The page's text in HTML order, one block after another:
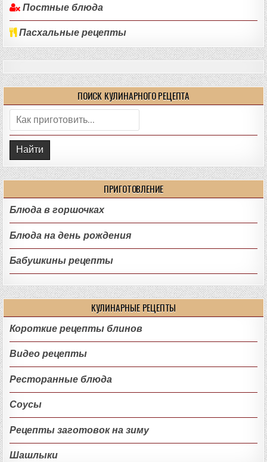
Постные блюда
Пасхальные рецепты
ПОИСК КУЛИНАРНОГО РЕЦЕПТА
Поиск:
ПРИГОТОВЛЕНИЕ
Блюда в горшочках
Блюда на день рождения
Бабушкины рецепты
КУЛИНАРНЫЕ РЕЦЕПТЫ
Короткие рецепты блинов
Видео рецепты
Ресторанные блюда
Соусы
Рецепты заготовок на зиму
Шашлыки